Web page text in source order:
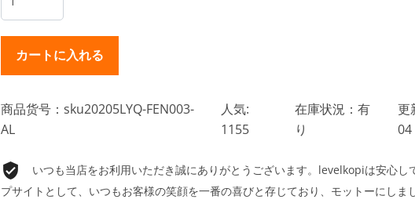
商品货号：sku20205LYQ-FEN003-
AL
人気:
1155
在庫状況：有
り
更
04
いつも当店をお利用いただき誠にありがとうございます。levelkopiは安心し
プサイトとして、いつもお客様の笑顔を一番の喜びと存じており、モットーにしま